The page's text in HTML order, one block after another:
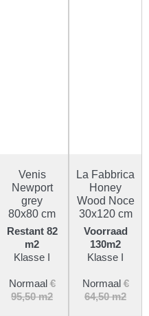
Venis
Newport
grey
80x80 cm
Restant 82
m2
Klasse I
Normaal€
95,50 m2
La Fabbrica
Honey
Wood Noce
30x120 cm
Voorraad
130m2
Klasse I
Normaal€
64,50 m2